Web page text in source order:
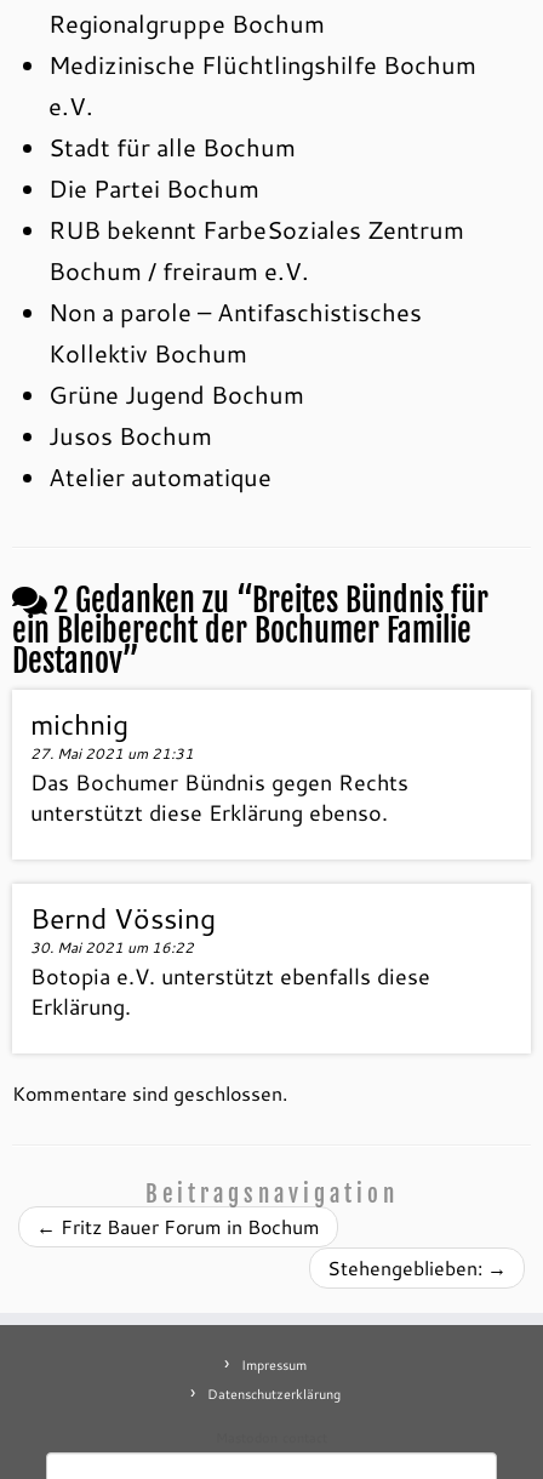
Regionalgruppe Bochum
Medizinische Flüchtlingshilfe Bochum
e.V.
Stadt für alle Bochum
Die Partei Bochum
RUB bekennt FarbeSoziales Zentrum
Bochum / freiraum e.V.
Non a parole – Antifaschistisches
Kollektiv Bochum
Grüne Jugend Bochum
Jusos Bochum
Atelier automatique
2 Gedanken zu “Breites Bündnis für
ein Bleiberecht der Bochumer Familie
Destanov”
michnig
27. Mai 2021 um 21:31
Das Bochumer Bündnis gegen Rechts
unterstützt diese Erklärung ebenso.
Bernd Vössing
30. Mai 2021 um 16:22
Botopia e.V. unterstützt ebenfalls diese
Erklärung.
Kommentare sind geschlossen.
Beitragsnavigation
← Fritz Bauer Forum in Bochum
Stehengeblieben: →
Impressum
Datenschutzerklärung